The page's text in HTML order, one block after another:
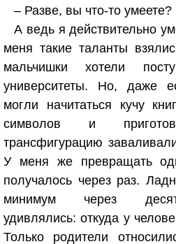
– Разве, вы что-то умеете?
А ведь я действительно
меня такие таланты
мальчишки хотели
университеты. Но, даже
могли начитаться кучу
символов и
трансфигурацию
У меня же превращать
получалось через раз.
минимум через
удивлялись: откуда у
Только родители